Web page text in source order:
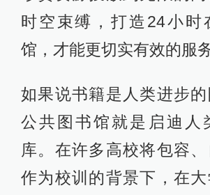
时空束缚，打造24小时
馆，才能更切实有效的服
如果说书籍是人类进步
公共图书馆就是启迪人
库。在许多高校将包容
作为校训的背景下，在